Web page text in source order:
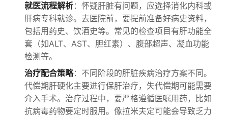
就医流程解析：怀疑肝脏有问题，应选择消化内科或
肝病专科就诊。去医院前，要提前准备好病史资料，
包括用药史、饮酒史等。常见的检查项目有肝功能全
套（如ALT、AST、胆红素）、腹部超声、凝血功能
检测等。
治疗配合策略：不同阶段的肝脏疾病治疗方案不同。
代偿期肝硬化主要进行保肝治疗，失代偿期可能需要
介入手术。治疗过程中，要严格遵循医嘱用药，比如
抗病毒药物要定时服用。像拉米夫定可能会导致乏力